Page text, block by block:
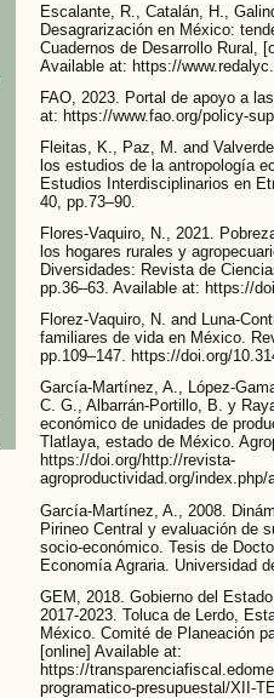
Escalante, R., Catalán, H.,
Desagrarización en México:
Cuadernos de Desarrollo Rural,
Available at: https://
FAO, 2023. Portal de apoyo a
at: https://www.fao.org/policy-
Fleitas, K., Paz, M. and
los estudios de la antropología
Estudios Interdisciplinarios en
40, pp.73–90.
Flores-Vaquiro, N., 2021.
los hogares rurales y
Diversidades: Revista de
pp.36–63. Available at: https://
Florez-Vaquiro, N. and Luna-
familiares de vida en México.
pp.109–147. https://doi.org/
García-Martínez, A., López-
C. G., Albarrán-Portillo, B. y
económico de unidades de
Tlatlaya, estado de México.
https://doi.org/http://revista-
agroproductividad.org/
García-Martínez, A., 2008.
Pirineo Central y evaluación de
socio-económico. Tesis de
Economía Agraria. Universidad
GEM, 2018. Gobierno del
2017-2023. Toluca de Lerdo,
México. Comité de Planeación
[online] Available at:
https://
programatico-presupuestal/XII-